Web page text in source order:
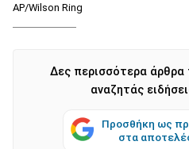
AP/Wilson Ring
Δες περισσότερα άρθρα
αναζητάς
Προσθήκη ως
στα